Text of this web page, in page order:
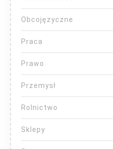
Obcojęzyczne
Praca
Prawo
Przemysł
Rolnictwo
Sklepy